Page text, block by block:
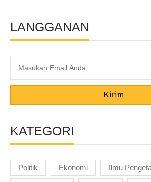
LANGGANAN
Kirim
KATEGORI
Politik Ekonomi Ilmu